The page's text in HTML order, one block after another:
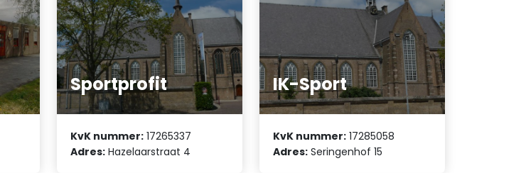
Sportprofit
KvK nummer: 17265337
Adres: Hazelaarstraat 4
IK-Sport
KvK nummer: 17285058
Adres: Seringenhof 15